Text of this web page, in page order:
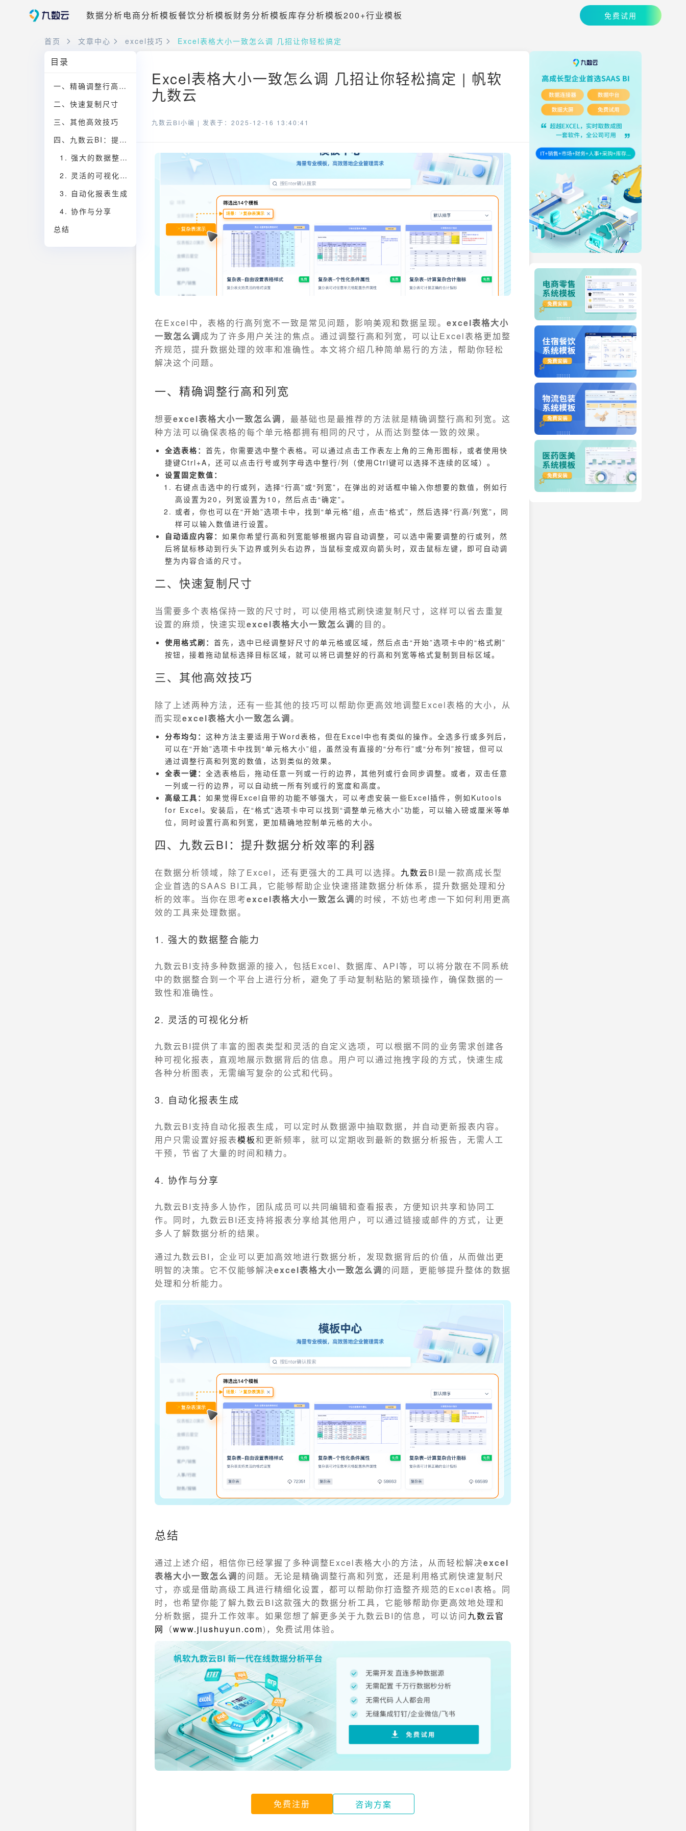
数据分析电商分析模板餐饮分析模板财务分析模板库存分析模板200+行业模板 免费试用
首页 文章中心 excel技巧 Excel表格大小一致怎么调 几招让你轻松搞定
目录
一、精确调整行高和列宽
二、快速复制尺寸
三、其他高效技巧
四、九数云BI：提升数据分析效率的利器
1. 强大的数据整合能力
2. 灵活的可视化分析
3. 自动化报表生成
4. 协作与分享
总结
Excel表格大小一致怎么调 几招让你轻松搞定 | 帆软
九数云
九数云BI小编 | 发表于：2025-12-16 13:40:41
在Excel中，表格的行高列宽不一致是常见问题，影响美观和数据呈现。 excel表格大小
一致怎么调成为了许多用户关注的焦点。通过调整行高和列宽，可以让Excel表格更加整
齐规范，提升数据处理的效率和准确性。本文将介绍几种简单易行的方法，帮助你轻松
解决这个问题。
一、精确调整行高和列宽
想要excel表格大小一致怎么调 ，最基础也是最推荐的方法就是精确调整行高和列宽。这
种方法可以确保表格的每个单元格都拥有相同的尺寸，从而达到整体一致的效果。
全选表格： 首先，你需要选中整个表格。可以通过点击工作表左上角的三角形图标，或者使用快
捷键Ctrl+A，还可以点击行号或列字母选中整行/列（使用Ctrl键可以选择不连续的区域）。
设置固定数值：
右键点击选中的行或列，选择“行高”或“列宽”，在弹出的对话框中输入你想要的数值，例如行
高设置为20，列宽设置为10，然后点击“确定”。
或者，你也可以在“开始”选项卡中，找到“单元格”组，点击“格式”，然后选择“行高/列宽”，同
样可以输入数值进行设置。
自动适应内容： 如果你希望行高和列宽能够根据内容自动调整，可以选中需要调整的行或列，然
后将鼠标移动到行头下边界或列头右边界，当鼠标变成双向箭头时，双击鼠标左键，即可自动调
整为内容合适的尺寸。
二、快速复制尺寸
当需要多个表格保持一致的尺寸时，可以使用格式刷快速复制尺寸，这样可以省去重复
设置的麻烦，快速实现excel表格大小一致怎么调的目的。
使用格式刷： 首先，选中已经调整好尺寸的单元格或区域，然后点击“开始”选项卡中的“格式刷”
按钮，接着拖动鼠标选择目标区域，就可以将已调整好的行高和列宽等格式复制到目标区域。
三、其他高效技巧
除了上述两种方法，还有一些其他的技巧可以帮助你更高效地调整Excel表格的大小，从
而实现excel表格大小一致怎么调。
分布均匀： 这种方法主要适用于Word表格，但在Excel中也有类似的操作。全选多行或多列后，
可以在“开始”选项卡中找到“单元格大小”组，虽然没有直接的“分布行”或“分布列”按钮，但可以
通过调整行高和列宽的数值，达到类似的效果。
全表一键： 全选表格后，拖动任意一列或一行的边界，其他列或行会同步调整。或者，双击任意
一列或一行的边界，可以自动统一所有列或行的宽度和高度。
高级工具： 如果觉得Excel自带的功能不够强大，可以考虑安装一些Excel插件，例如Kutools
for Excel。安装后，在“格式”选项卡中可以找到“调整单元格大小”功能，可以输入磅或厘米等单
位，同时设置行高和列宽，更加精确地控制单元格的大小。
四、九数云BI：提升数据分析效率的利器
在数据分析领域，除了Excel，还有更强大的工具可以选择。 九数云BI是一款高成长型
企业首选的SAAS BI工具，它能够帮助企业快速搭建数据分析体系，提升数据处理和分
析的效率。当你在思考excel表格大小一致怎么调的时候，不妨也考虑一下如何利用更高
效的工具来处理数据。
1. 强大的数据整合能力
九数云BI支持多种数据源的接入，包括Excel、数据库、API等，可以将分散在不同系统
中的数据整合到一个平台上进行分析，避免了手动复制粘贴的繁琐操作，确保数据的一
致性和准确性。
2. 灵活的可视化分析
九数云BI提供了丰富的图表类型和灵活的自定义选项，可以根据不同的业务需求创建各
种可视化报表，直观地展示数据背后的信息。用户可以通过拖拽字段的方式，快速生成
各种分析图表，无需编写复杂的公式和代码。
3. 自动化报表生成
九数云BI支持自动化报表生成，可以定时从数据源中抽取数据，并自动更新报表内容。
用户只需设置好报表模板和更新频率，就可以定期收到最新的数据分析报告，无需人工
干预，节省了大量的时间和精力。
4. 协作与分享
九数云BI支持多人协作，团队成员可以共同编辑和查看报表，方便知识共享和协同工
作。同时，九数云BI还支持将报表分享给其他用户，可以通过链接或邮件的方式，让更
多人了解数据分析的结果。
通过九数云BI，企业可以更加高效地进行数据分析，发现数据背后的价值，从而做出更
明智的决策。它不仅能够解决excel表格大小一致怎么调的问题，更能够提升整体的数据
处理和分析能力。
总结
通过上述介绍，相信你已经掌握了多种调整Excel表格大小的方法，从而轻松解决excel
表格大小一致怎么调的问题。无论是精确调整行高和列宽，还是利用格式刷快速复制尺
寸，亦或是借助高级工具进行精细化设置，都可以帮助你打造整齐规范的Excel表格。同
时，也希望你能了解九数云BI这款强大的数据分析工具，它能够帮助你更高效地处理和
分析数据，提升工作效率。如果您想了解更多关于九数云BI的信息，可以访问九数云官
网
（www.jiushuyun.com)，免费试用体验。
免费注册 咨询方案